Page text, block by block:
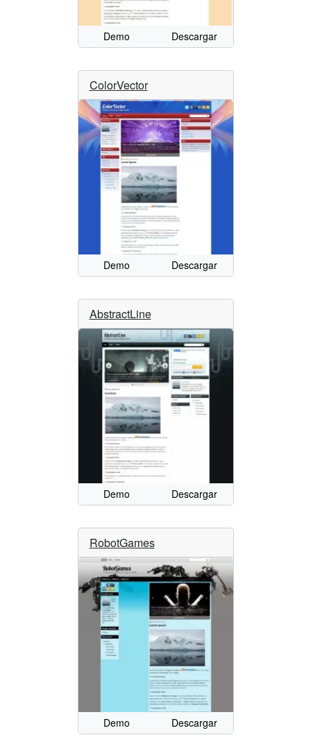
Demo Descargar
ColorVector
Demo Descargar
AbstractLine
Demo Descargar
RobotGames
Demo Descargar